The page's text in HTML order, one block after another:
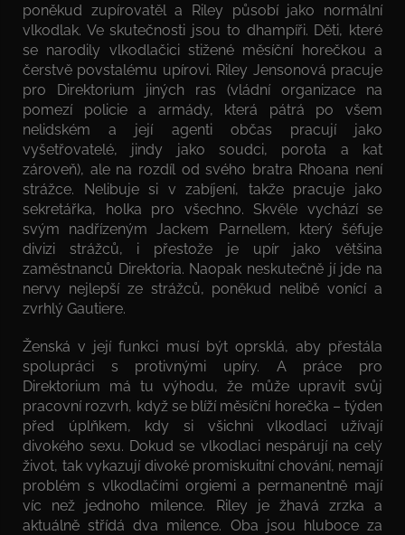
poněkud zupírovatěl a Riley působí jako normální
vlkodlak. Ve skutečnosti jsou to dhampíři. Děti, které
se narodily vlkodlačici stižené měsíční horečkou a
čerstvě povstalému upírovi. Riley Jensonová pracuje
pro Direktorium jiných ras (vládní organizace na
pomezí policie a armády, která pátrá po všem
nelidském a její agenti občas pracují jako
vyšetřovatelé, jindy jako soudci, porota a kat
zároveň), ale na rozdíl od svého bratra Rhoana není
strážce. Nelibuje si v zabíjení, takže pracuje jako
sekretářka, holka pro všechno. Skvěle vychází se
svým nadřízeným Jackem Parnellem, který šéfuje
divizi strážců, i přestože je upír jako většina
zaměstnanců Direktoria. Naopak neskutečně jí jde na
nervy nejlepší ze strážců, poněkud nelibě vonící a
zvrhlý Gautiere.
Ženská v její funkci musí být oprsklá, aby přestála
spolupráci s protivnými upíry. A práce pro
Direktorium má tu výhodu, že může upravit svůj
pracovní rozvrh, když se blíží měsíční horečka – týden
před úplňkem, kdy si všichni vlkodlaci užívají
divokého sexu. Dokud se vlkodlaci nespárují na celý
život, tak vykazují divoké promiskuitní chování, nemají
problém s vlkodlačími orgiemi a permanentně mají
víc než jednoho milence. Riley je žhavá zrzka a
aktuálně střídá dva milence. Oba jsou hluboce za